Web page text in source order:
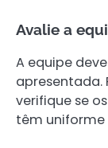
Avalie a
A equipe
apresentada.
verifique se
têm uniforme